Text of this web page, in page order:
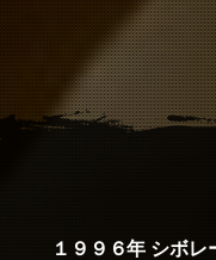
パーツ情報
つぶやき
１９９６年 シボ